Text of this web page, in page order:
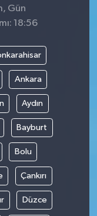
Gün
18:56
Ankara
Aydın
Bayburt
Bolu
Çankırı
Düzce